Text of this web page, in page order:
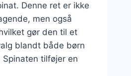
Denne ret er ikke
men også
gør den til et
blandt både børn
Spinaten tilføjer en